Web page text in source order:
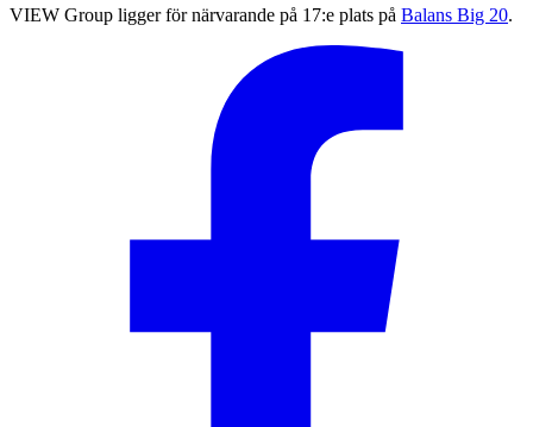
VIEW Group ligger för närvarande på 17:e plats på Balans Big 20.